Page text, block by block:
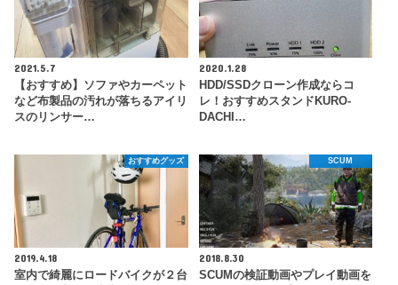
2021.5.7
【おすすめ】ソファやカーペット
など布製品の汚れが落ちるアイリ
スのリンサー…
2020.1.28
HDD/SSDクローン作成ならコ
レ！おすすめスタンドKURO-
DACHI…
おすすめグッズ
2019.4.18
室内で綺麗にロードバイクが２台
SCUM
2018.8.30
SCUMの検証動画やプレイ動画を